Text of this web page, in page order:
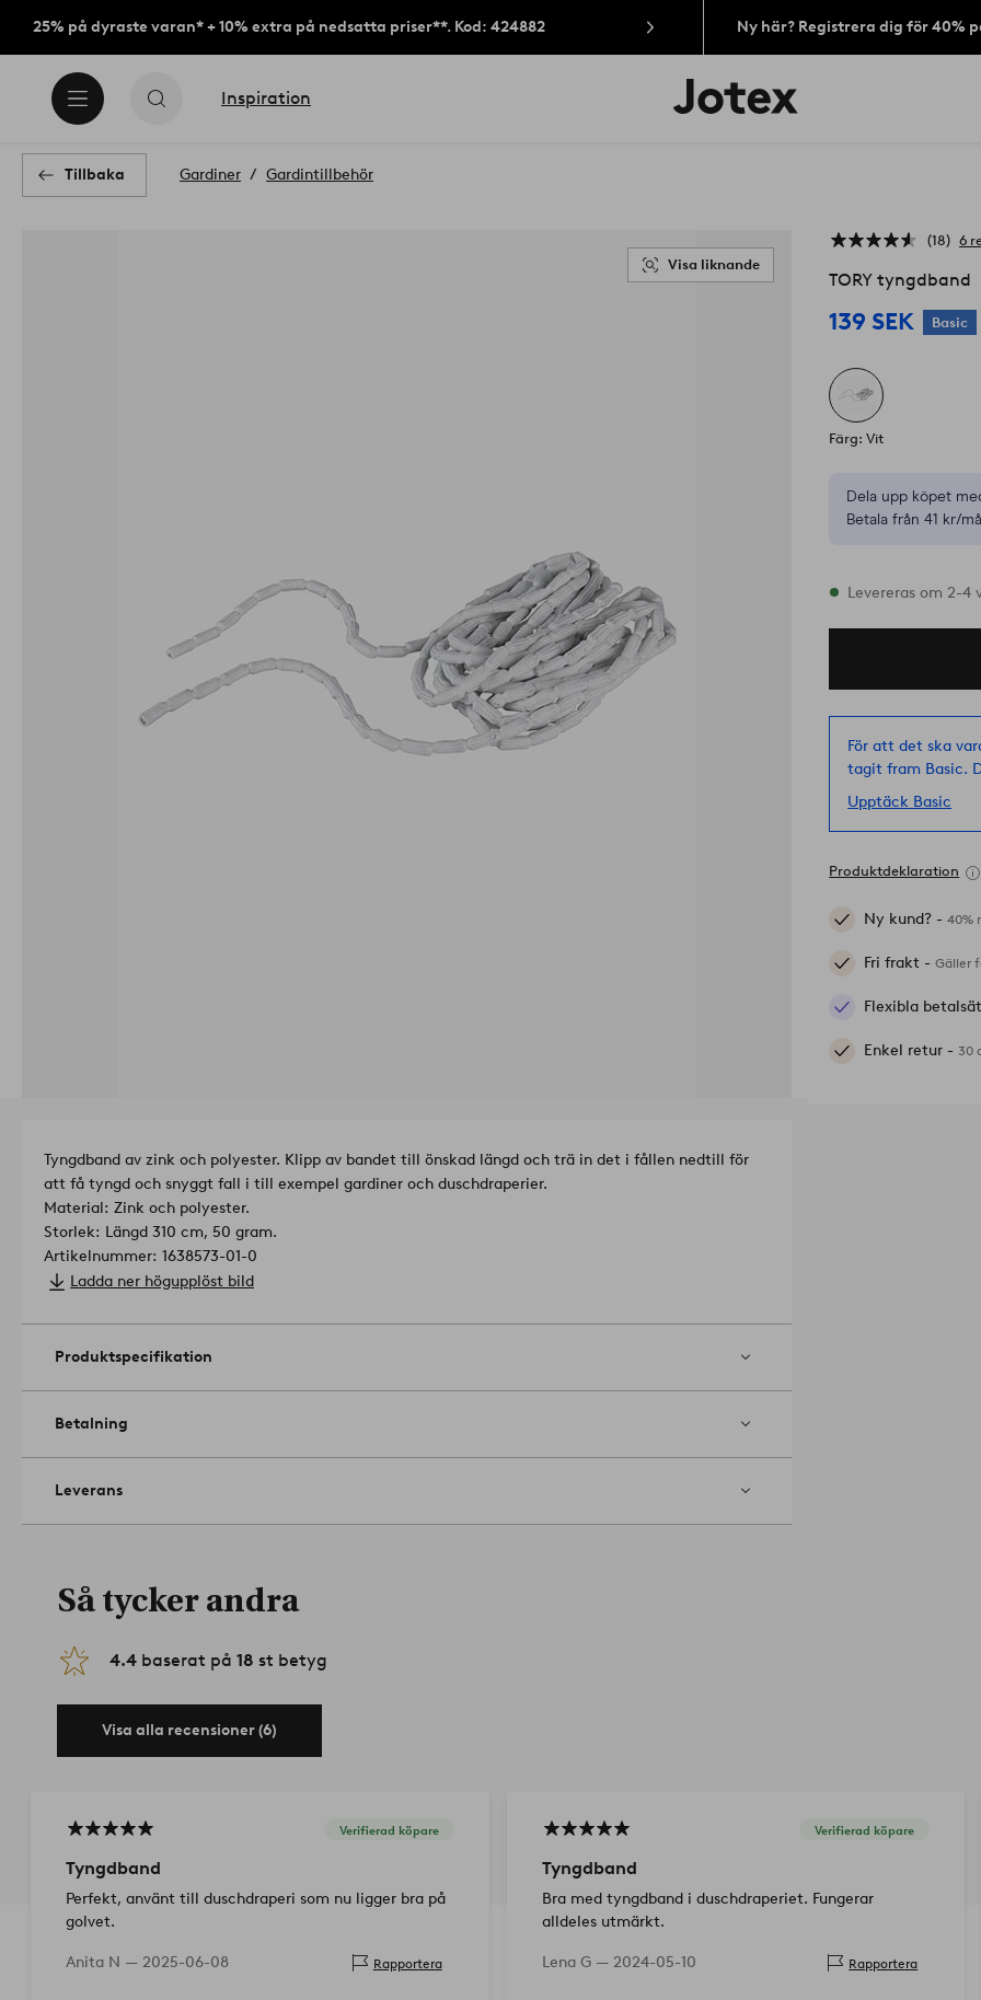
25% på dyraste varan* + 10% extra på nedsatta priser**. Kod: 424882 Ny här? Registrera dig för 40%
Inspiration
Jotex
logotyp
Tillbaka Gardiner Gardintillbehör
Visa liknande
18 6
TORY tyngdband
139 SEK Basic
Färg: Vit
Dela upp köpet
Betala från 41 kr/
I lager
Levereras om 2-4
För att det ska
tagit fram Basic.
Upptäck Basic
Produktdeklaration
Ny kund? -40%
Fri frakt -Gäller
Flexibla
Enkel retur -30
Tyngdband av zink och polyester. Klipp av bandet till önskad längd och trä in det i fållen nedtill för
att få tyngd och snyggt fall i till exempel gardiner och duschdraperier.
Material: Zink och polyester.
Storlek: Längd 310 cm, 50 gram.
Artikelnummer: 1638573-01-0
Ladda ner högupplöst bild
Produktspecifikation
Betalning
Leverans
Så tycker andra
4.4 baserat på 18 st betyg
Visa alla recensioner (6)
Verifierad köpare
Tyngdband
Perfekt, använt till duschdraperi som nu ligger bra på
golvet.
Anita N — 2025-06-08 Rapportera
Verifierad köpare
Tyngdband
Bra med tyngdband i duschdraperiet. Fungerar
alldeles utmärkt.
Lena G — 2024-05-10 Rapportera